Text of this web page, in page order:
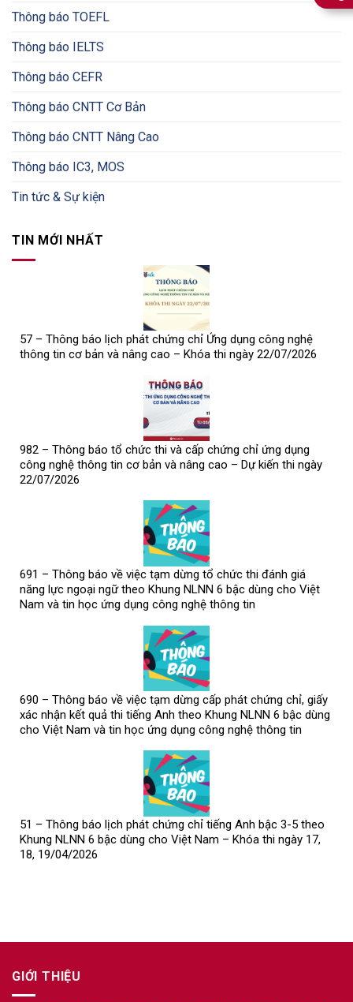
Thông báo TOEFL
Thông báo IELTS
Thông báo CEFR
Thông báo CNTT Cơ Bản
Thông báo CNTT Nâng Cao
Thông báo IC3, MOS
Tin tức & Sự kiện
TIN MỚI NHẤT
57 – Thông báo lịch phát chứng chỉ Ứng dụng công nghệ
thông tin cơ bản và nâng cao – Khóa thi ngày 22/07/2026
982 – Thông báo tổ chức thi và cấp chứng chỉ ứng dụng
công nghệ thông tin cơ bản và nâng cao – Dự kiến thi ngày
22/07/2026
691 – Thông báo về việc tạm dừng tổ chức thi đánh giá
năng lực ngoại ngữ theo Khung NLNN 6 bậc dùng cho Việt
Nam và tin học ứng dụng công nghệ thông tin
690 – Thông báo về việc tạm dừng cấp phát chứng chỉ, giấy
xác nhận kết quả thi tiếng Anh theo Khung NLNN 6 bậc dùng
cho Việt Nam và tin học ứng dụng công nghệ thông tin
51 – Thông báo lịch phát chứng chỉ tiếng Anh bậc 3-5 theo
Khung NLNN 6 bậc dùng cho Việt Nam – Khóa thi ngày 17,
18, 19/04/2026
GIỚI THIỆU